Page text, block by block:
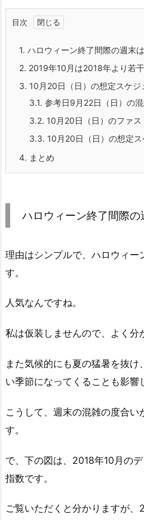
目次
1. ハロウィーン終了間際の週末
2. 2019年10月は2018年より若
3. 10月20日（日）の想定スケジ
3.1. 参考日9月22日（日）の
3.2. 10月20日（日）のファ
3.3. 10月20日（日）の想定
4. まとめ
ハロウィーン終了間際の
理由はシンプルで、ハロウィー
す。
人気なんですね。
私は仮装しませんので、よく分
また気候的にも夏の猛暑を抜
い季節になってくることも影響
こうして、週末の混雑の度合
す。
で、下の図は、2018年10月の
指数です。
ご覧いただくと分かりますが